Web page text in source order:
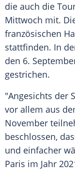
die auch die
Mittwoch mit.
französischen
stattfinden. In
den 6.
gestrichen.
"Angesichts der
vor allem aus
November
beschlossen,
und einfacher
Paris im Jahr